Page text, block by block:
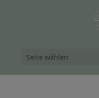
Seite wählen